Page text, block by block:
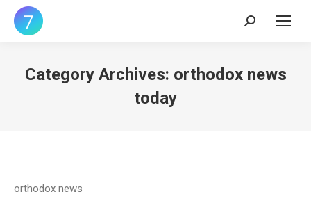
Search:
Category Archives: orthodox news
today
orthodox news